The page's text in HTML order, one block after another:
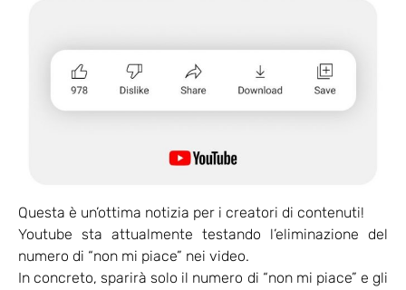
Questa è un’ottima notizia per i creatori di contenuti!
Youtube sta attualmente testando l’eliminazione del
numero di “non mi piace” nei video.
In concreto, sparirà solo il numero di “non mi piace” e gli